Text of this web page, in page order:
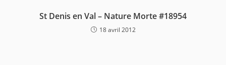
St Denis en Val – Nature Morte #18954
18 avril 2012